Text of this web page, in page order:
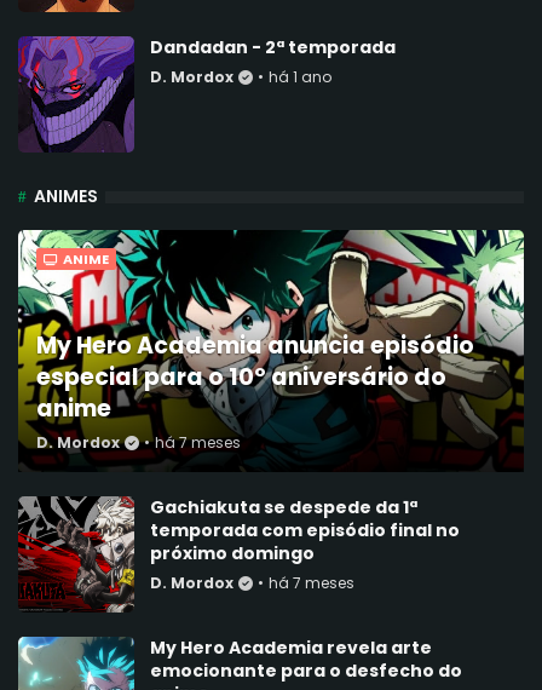
Dandadan - 2ª temporada
D. Mordox • há 1 ano
ANIMES
ANIME
My Hero Academia anuncia episódio
especial para o 10º aniversário do
anime
D. Mordox • há 7 meses
Gachiakuta se despede da 1ª
temporada com episódio final no
próximo domingo
D. Mordox • há 7 meses
My Hero Academia revela arte
emocionante para o desfecho do